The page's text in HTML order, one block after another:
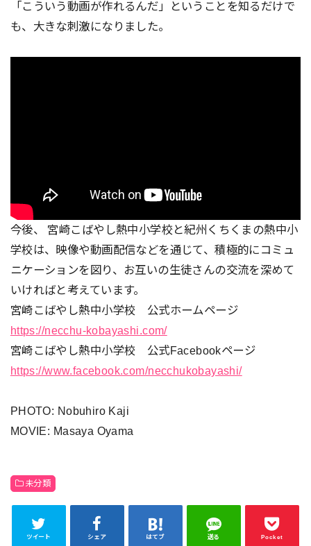
「こういう動画が作れるんだ」ということを知るだけで
も、大きな刺激になりました。
今後、 宮崎こばやし熱中小学校と紀州くちくまの熱中小
学校は、映像や動画配信などを通じて、積極的にコミュ
ニケーションを図り、お互いの生徒さんの交流を深めて
いければと考えています。
宮崎こばやし熱中小学校 公式ホームページ
https://necchu-kobayashi.com/
宮崎こばやし熱中小学校 公式Facebookページ
https://www.facebook.com/necchukobayashi/
PHOTO: Nobuhiro Kaji
MOVIE: Masaya Oyama
未分類
ツイート シェア はてブ 送る Pocket